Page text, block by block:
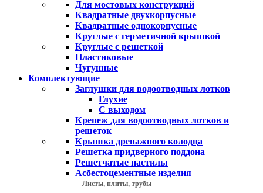
Для мостовых конструкций
Квадратные двухкорпусные
Квадратные однокорпусные
Круглые с герметичной крышкой
Круглые с решеткой
Пластиковые
Чугунные
Комплектующие
Заглушки для водоотводных лотков
Глухие
С выходом
Крепеж для водоотводных лотков и
решеток
Крышка дренажного колодца
Решетка придверного поддона
Решетчатые настилы
Асбестоцементные изделия
Листы, плиты, трубы